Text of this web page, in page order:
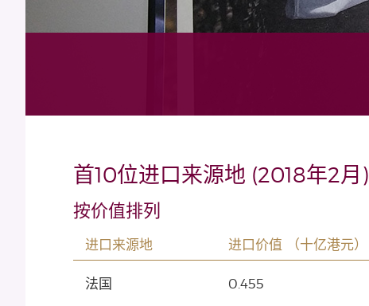
首10位进口来源地 (2018年2月)
按价值排列
进口来源地 进口价值 （十亿港元）
法国 0.455